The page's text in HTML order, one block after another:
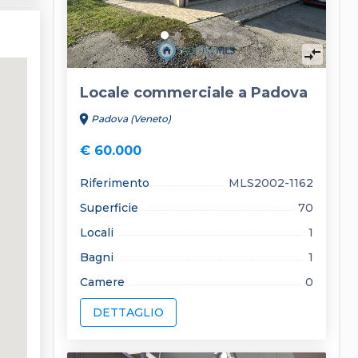
compare_arrows
Locale commerciale a Padova
location_on Padova (Veneto)
€ 60.000
Riferimento
MLS2002-1162
Superficie
70
Locali
1
Bagni
1
Camere
0
DETTAGLIO